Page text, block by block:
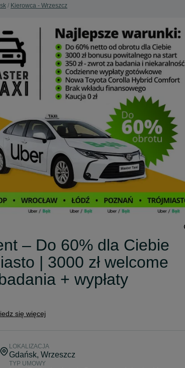
Kierowca - Wrzeszcz
– Do 60% dla Ciebie
| 3000 zł welcome
+ wypłaty
się więcej
LOKALIZACJA
Gdańsk, Wrzeszcz
TYP UMOWY